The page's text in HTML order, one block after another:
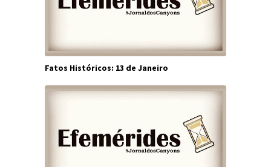
Fatos Históricos: 13 de Janeiro